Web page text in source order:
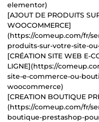
elementor)
[AJOUT DE PRODUITS
WOOCOMMERCE]
(https://comeup.com/fr/
produits-sur-votre-site-
[CRÉATION SITE WEB E-
LIGNE](https://
site-e-commerce-ou-
woocommerce)
[CREATION BOUTIQUE
(https://comeup.com/fr/
boutique-prestashop-